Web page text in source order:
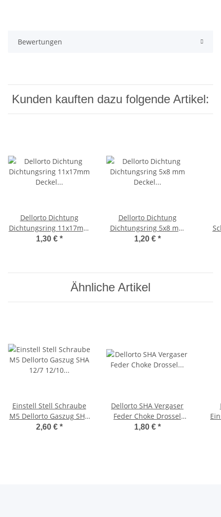
Bewertungen
Kunden kauften dazu folgende Artikel:
Dellorto Dichtung
Dichtungsring 11x17mm
Deckel Benzinanschluß
1,30 € *
Dellorto Dichtung
Dichtungsring 5x8 mm
Deckel Benzinanschluß
1,20 € *
Ähnliche Artikel
Einstell Stell Schraube
M5 Dellorto Gaszug SHA
12/7 12/10 12/12 13/13
2,60 € *
Dellorto SHA Vergaser
Feder Choke Drossel
Rückholfeder
1,80 € *